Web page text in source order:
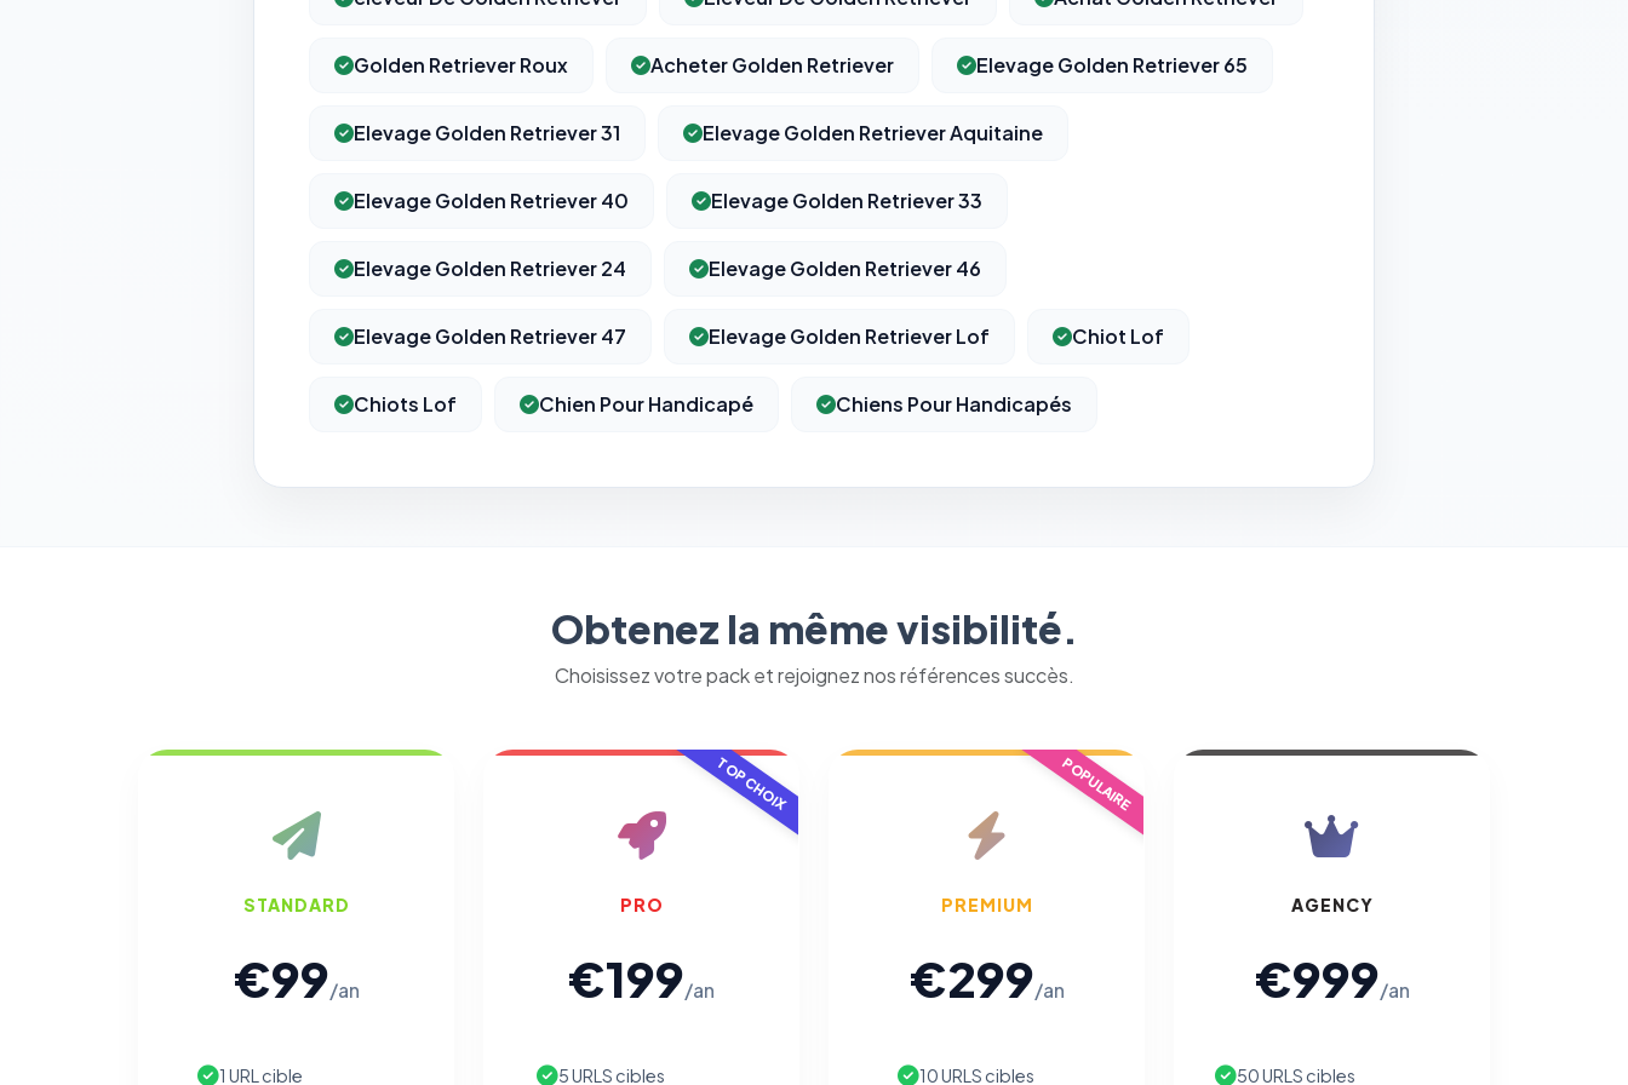
Golden Retriever Roux Acheter Golden Retriever Elevage Golden Retriever 65
Elevage Golden Retriever 31 Elevage Golden Retriever Aquitaine
Elevage Golden Retriever 40 Elevage Golden Retriever 33
Elevage Golden Retriever 24 Elevage Golden Retriever 46
Elevage Golden Retriever 47 Elevage Golden Retriever Lof Chiot Lof
Chiots Lof Chien Pour Handicapé Chiens Pour Handicapés
Obtenez la même visibilité.
Choisissez votre pack et rejoignez nos références succès.
STANDARD
€99/an
1 URL cible
TOP CHOIX
PRO
€199/an
5 URLS cibles
POPULAIRE
PREMIUM
€299/an
10 URLS cibles
AGENCY
€999/an
50 URLS cibles